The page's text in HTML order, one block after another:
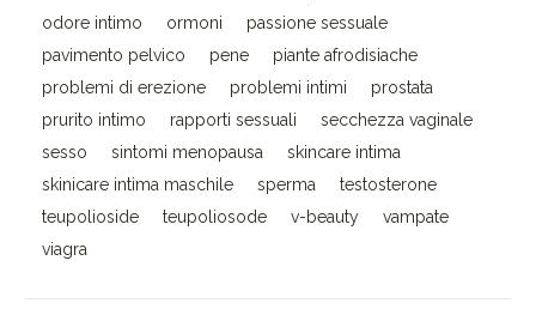
odore intimo
ormoni
passione sessuale
pavimento pelvico
pene
piante afrodisiache
problemi di erezione
problemi intimi
prostata
prurito intimo
rapporti sessuali
secchezza vaginale
sesso
sintomi menopausa
skincare intima
skinicare intima maschile
sperma
testosterone
teupolioside
teupoliosode v-beauty
vampate
viagra